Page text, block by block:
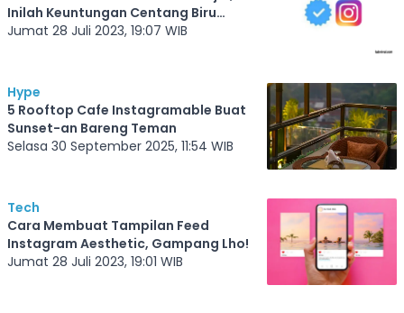
Inilah Keuntungan Centang Biru
Instagram
Jumat 28 Juli 2023, 19:07 WIB
Hype
5 Rooftop Cafe Instagramable Buat
Sunset-an Bareng Teman
Selasa 30 September 2025, 11:54 WIB
Tech
Cara Membuat Tampilan Feed
Instagram Aesthetic, Gampang Lho!
Jumat 28 Juli 2023, 19:01 WIB